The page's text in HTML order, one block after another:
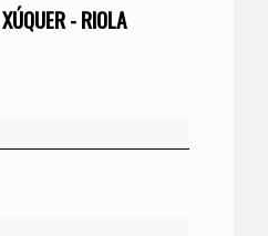
- RIOLA